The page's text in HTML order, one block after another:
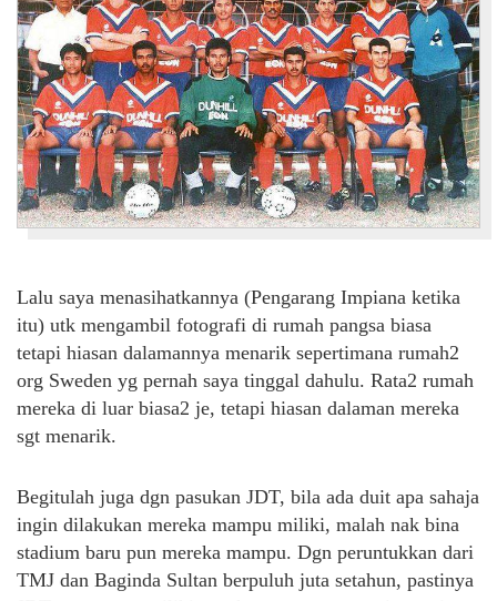
Lalu saya menasihatkannya (Pengarang Impiana ketika
itu) utk mengambil fotografi di rumah pangsa biasa
tetapi hiasan dalamannya menarik sepertimana rumah2
org Sweden yg pernah saya tinggal dahulu. Rata2 rumah
mereka di luar biasa2 je, tetapi hiasan dalaman mereka
sgt menarik.
Begitulah juga dgn pasukan JDT, bila ada duit apa sahaja
ingin dilakukan mereka mampu miliki, malah nak bina
stadium baru pun mereka mampu. Dgn peruntukkan dari
TMJ dan Baginda Sultan berpuluh juta setahun, pastinya